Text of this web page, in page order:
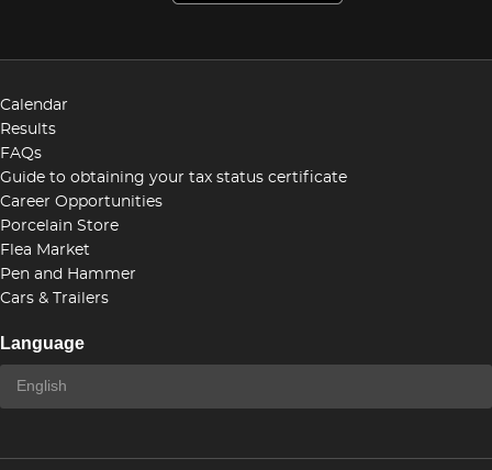
Calendar
Results
FAQs
Guide to obtaining your tax status certificate
Career Opportunities
Porcelain Store
Flea Market
Pen and Hammer
Cars & Trailers
Language